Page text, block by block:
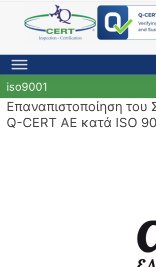
content
iso9001
Επαναπιστοποίηση του
Q-CERT ΑΕ κατά ISO